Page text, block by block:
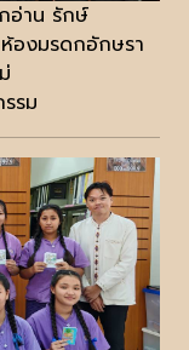
อ่าน รักษ์
องมรดกอักษรา
รม